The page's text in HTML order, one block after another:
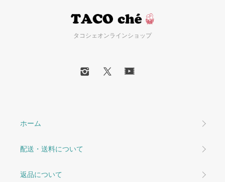
タコシェオンラインショップ
ホーム
配送・送料について
返品について